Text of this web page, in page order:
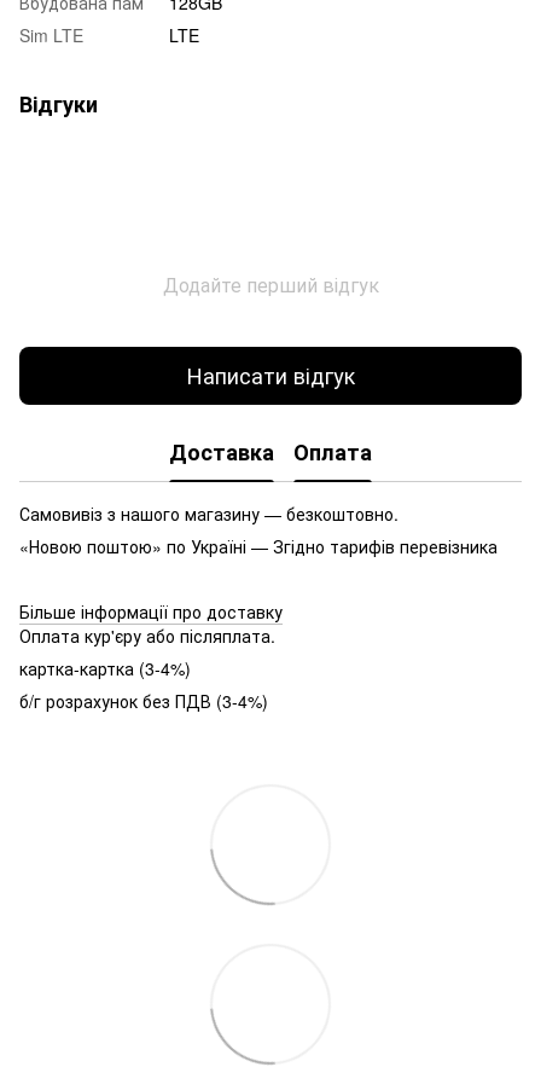
Sim LTE
LTE
Відгуки
Додайте перший відгук
Написати відгук
Доставка Оплата
Самовивіз з нашого магазину — безкоштовно.
«Новою поштою» по Україні — Згідно тарифів перевізника
Більше інформації про доставку
Оплата кур'єру або післяплата.
картка-картка (3-4%)
б/г розрахунок без ПДВ (3-4%)